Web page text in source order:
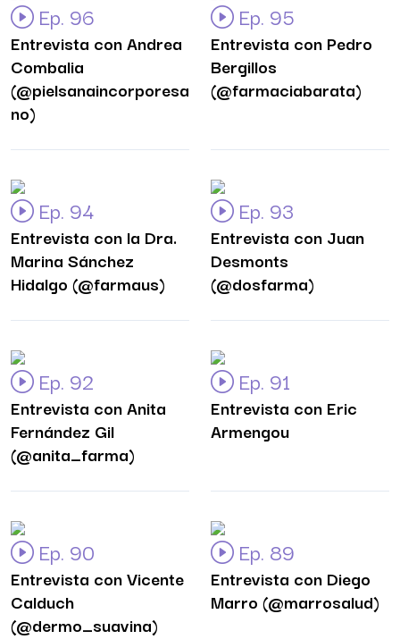
Ep. 96
Entrevista con Andrea
Combalia
(@pielsanaincorporesa
no)
Ep. 95
Entrevista con Pedro
Bergillos
(@farmaciabarata)
Ep. 94
Entrevista con la Dra.
Marina Sánchez
Hidalgo (@farmaus)
Ep. 93
Entrevista con Juan
Desmonts
(@dosfarma)
Ep. 92
Entrevista con Anita
Fernández Gil
(@anita_farma)
Ep. 91
Entrevista con Eric
Armengou
Ep. 90
Entrevista con Vicente
Calduch
(@dermo_suavina)
Ep. 89
Entrevista con Diego
Marro (@marrosalud)